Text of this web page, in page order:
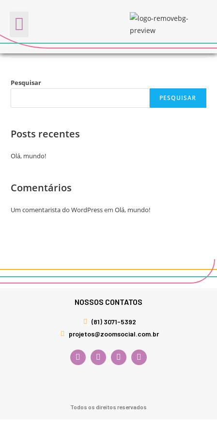
SAÚDE CONECTADA
Pesquisar
PESQUISAR
Posts recentes
Olá, mundo!
Comentários
Um comentarista do WordPressemOlá, mundo!
NOSSOS CONTATOS
(81) 3071-5392
projetos@zoomsocial.com.br
Todos os direitos reservados